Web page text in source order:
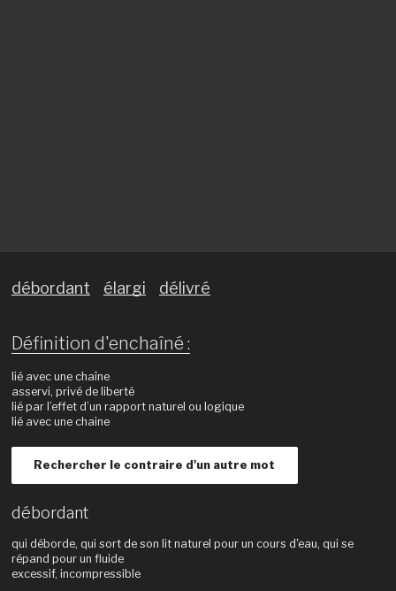
débordant élargi délivré
Définition d'enchaîné :
lié avec une chaîne
asservi, privé de liberté
lié par l’effet d’un rapport naturel ou logique
lié avec une chaine
Rechercher le contraire d'un autre mot
débordant
qui déborde, qui sort de son lit naturel pour un cours d'eau, qui se
répand pour un fluide
excessif, incompressible